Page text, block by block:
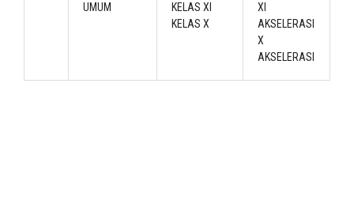
UMUM
KELAS XI
KELAS X
XI
AKSELERASI
X
AKSELERASI